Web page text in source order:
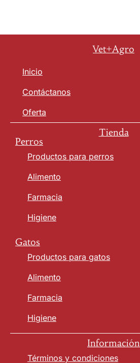
Vet+Agro
Inicio
Contáctanos
Oferta
Tienda
Perros
Productos para perros
Alimento
Farmacia
Higiene
Gatos
Productos para gatos
Alimento
Farmacia
Higiene
Información
Términos y condiciones